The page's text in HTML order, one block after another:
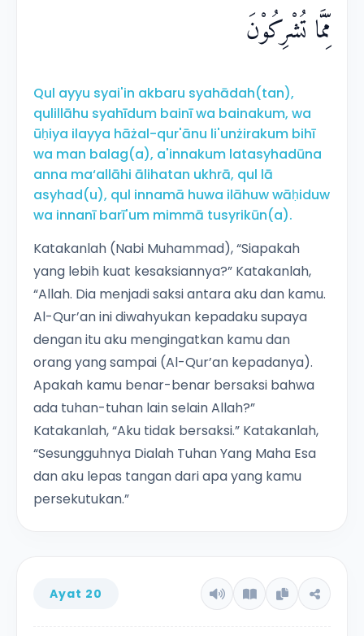
مِّمَّا تُشْرِكُوْنَ
Qul ayyu syai'in akbaru syahādah(tan),
qulillāhu syahīdum bainī wa bainakum, wa
ūḥiya ilayya hāżal-qur'ānu li'unżirakum bihī
wa man balag(a), a'innakum latasyhadūna
anna ma‘allāhi ālihatan ukhrā, qul lā
asyhad(u), qul innamā huwa ilāhuw wāḥiduw
wa innanī barī'um mimmā tusyrikūn(a).
Katakanlah (Nabi Muhammad), “Siapakah
yang lebih kuat kesaksiannya?” Katakanlah,
“Allah. Dia menjadi saksi antara aku dan kamu.
Al-Qur’an ini diwahyukan kepadaku supaya
dengan itu aku mengingatkan kamu dan
orang yang sampai (Al-Qur’an kepadanya).
Apakah kamu benar-benar bersaksi bahwa
ada tuhan-tuhan lain selain Allah?”
Katakanlah, “Aku tidak bersaksi.” Katakanlah,
“Sesungguhnya Dialah Tuhan Yang Maha Esa
dan aku lepas tangan dari apa yang kamu
persekutukan.”
Ayat 20